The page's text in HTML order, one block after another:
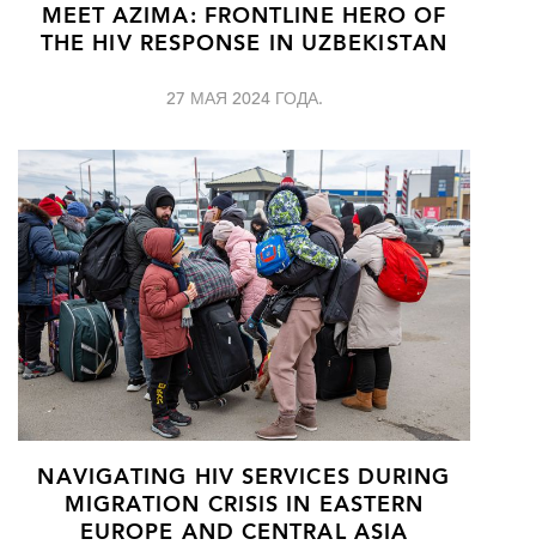
MEET AZIMA: FRONTLINE HERO OF
THE HIV RESPONSE IN UZBEKISTAN
27 МАЯ 2024 ГОДА.
NAVIGATING HIV SERVICES DURING
MIGRATION CRISIS IN EASTERN
EUROPE AND CENTRAL ASIA